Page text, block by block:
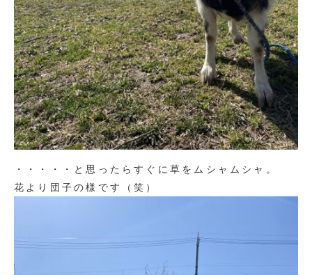
・・・・・と思ったらすぐに草をムシャムシャ。
花より団子の様です（笑）